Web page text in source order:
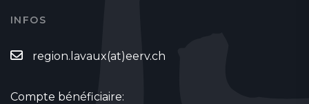
INFOS
region.lavaux(at)eerv.ch
Compte bénéficiaire: